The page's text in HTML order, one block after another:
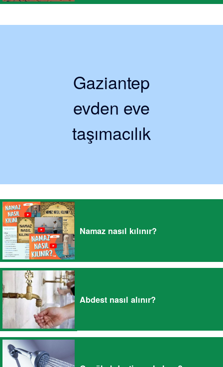
Gaziantep
evden eve
taşımacılık
Namaz nasıl kılınır?
Abdest nasıl alınır?